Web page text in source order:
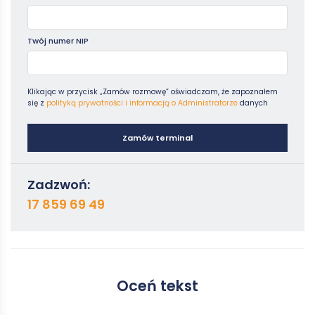
Twój numer NIP
Klikając w przycisk „Zamów rozmowę” oświadczam, że zapoznałem
się z polityką prywatności i informacją o Administratorze danych
Zamów terminal
Zadzwoń:
17 859 69 49
Oceń tekst